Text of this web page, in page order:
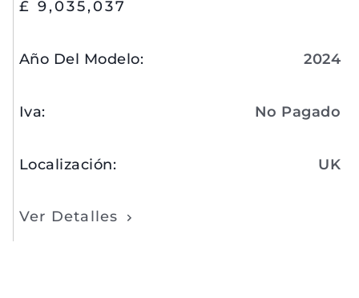
£ 9,035,037
Año Del Modelo: 2024
Iva: No Pagado
Localización: UK
Ver Detalles